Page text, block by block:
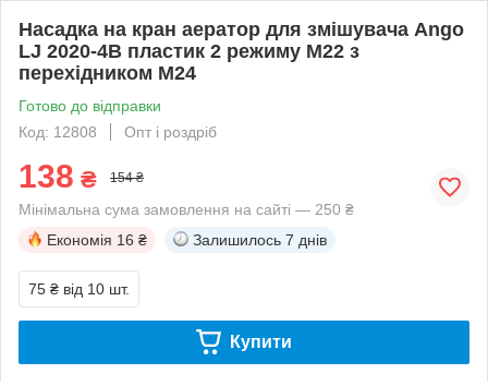
Насадка на кран аератор для змішувача Ango
LJ 2020-4В пластик 2 режиму М22 з
перехідником М24
Готово до відправки
Код: 12808
Опт і роздріб
138 ₴ 154 ₴
Мінімальна сума замовлення на сайті — 250 ₴
Економія 16 ₴ Залишилось 7 днів
75 ₴ від 10 шт.
Купити